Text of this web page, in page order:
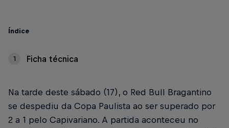
Índice
1 Ficha técnica
Na tarde deste sábado (17), o Red Bull Bragantino
se despediu da Copa Paulista ao ser superado por
2 a 1 pelo Capivariano. A partida aconteceu no